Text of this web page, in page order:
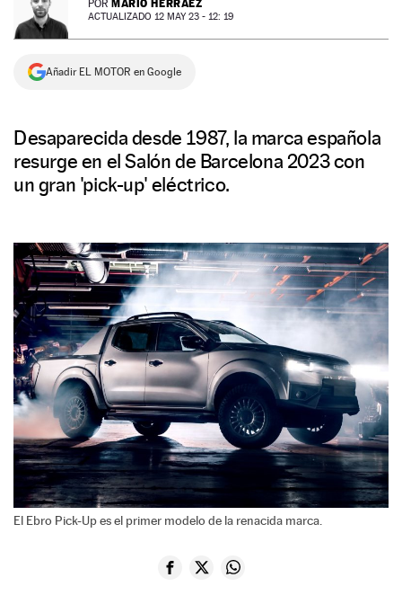
NEWSLETTER
SÍGUENOS
POR MARIO HERRÁEZ
ACTUALIZADO 12 MAY 23 - 12: 19
Añadir EL MOTOR en Google
Desaparecida desde 1987, la marca española
resurge en el Salón de Barcelona 2023 con
un gran 'pick-up' eléctrico.
El Ebro Pick-Up es el primer modelo de la renacida marca.